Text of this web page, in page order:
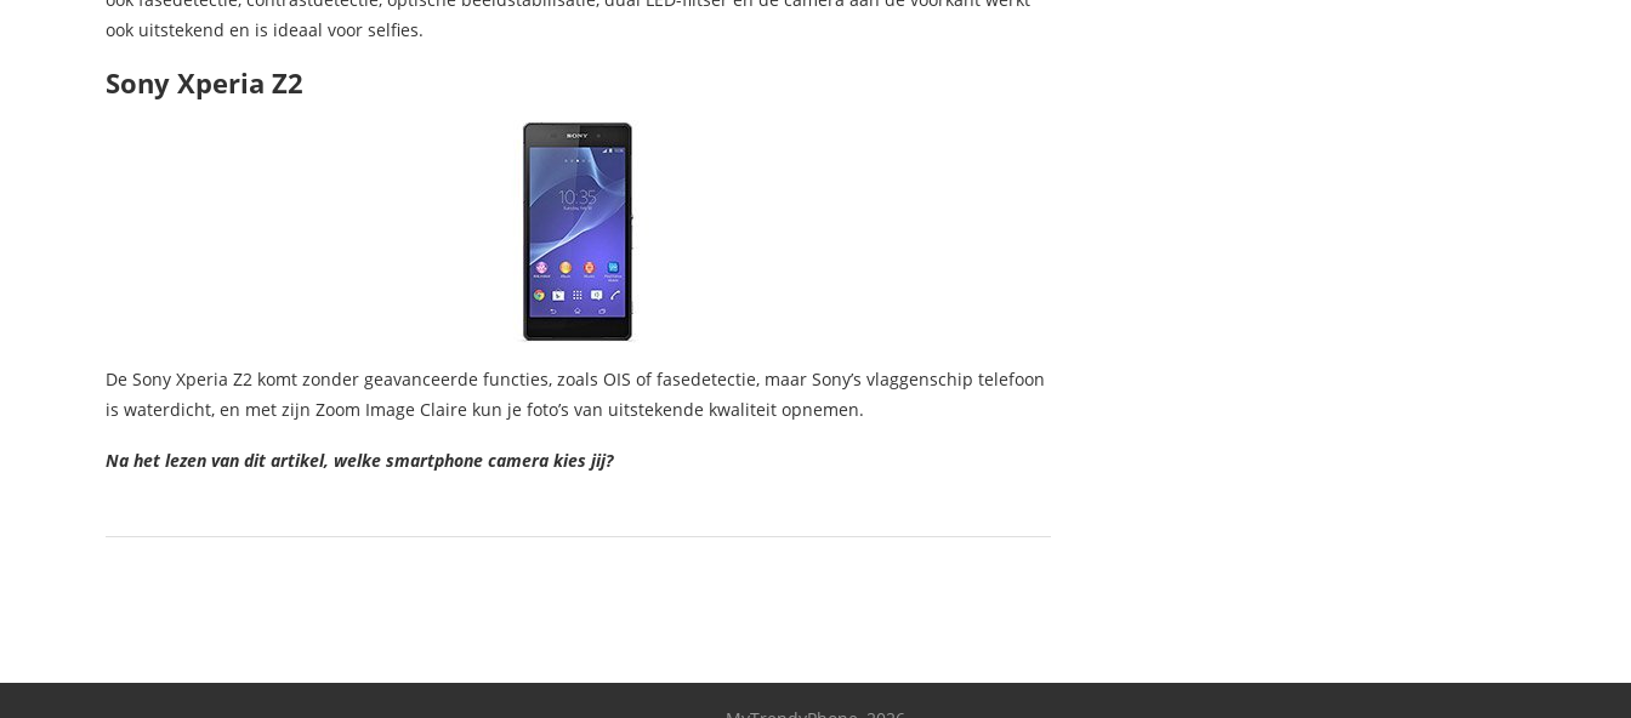
ook uitstekend en is ideaal voor selfies.
Sony Xperia Z2
De Sony Xperia Z2 komt zonder geavanceerde functies, zoals OIS of fasedetectie, maar Sony’s vlaggenschip telefoon
is waterdicht, en met zijn Zoom Image Claire kun je foto’s van uitstekende kwaliteit opnemen.
Na het lezen van dit artikel, welke smartphone camera kies jij?